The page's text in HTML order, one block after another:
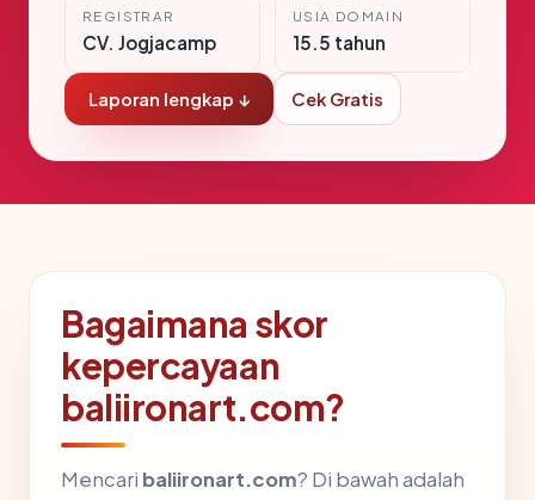
REGISTRAR
CV. Jogjacamp
USIA DOMAIN
15.5 tahun
Laporan lengkap ↓ Cek Gratis
Bagaimana skor
kepercayaan
baliironart.com?
Mencari baliironart.com? Di bawah adalah